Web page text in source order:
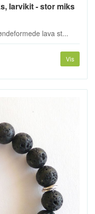
larvikit - stor miks
lava st...
Vis